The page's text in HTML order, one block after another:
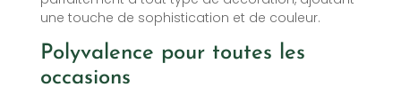
une touche de sophistication et de couleur.
Polyvalence pour toutes les
occasions